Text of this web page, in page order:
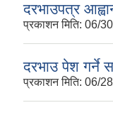
दरभाउपत्र
प्रकाशन मिति: 06/
दरभाउ पेश गर्ने
प्रकाशन मिति: 06/